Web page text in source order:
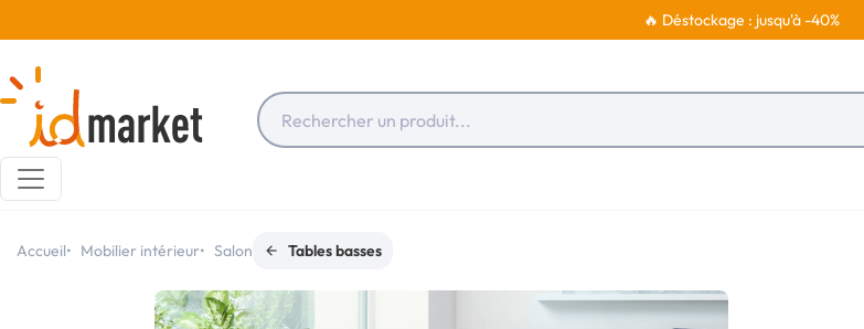
🔥 Déstockage : jusqu'à -40%
Accueil Mobilier intérieur Salon Tables basses